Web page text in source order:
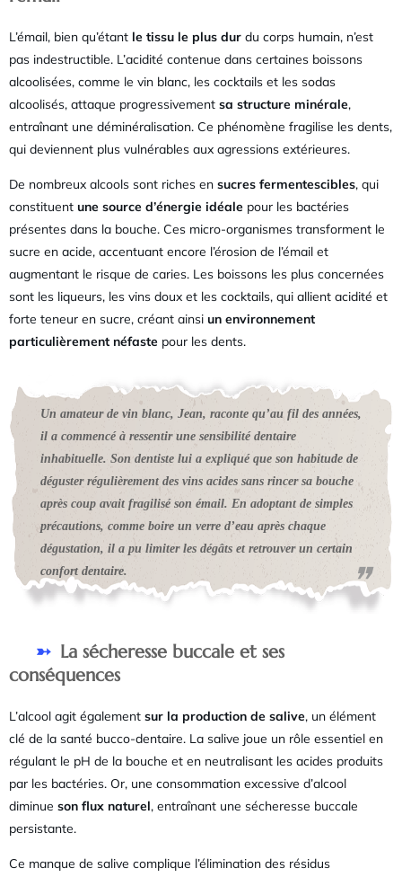
L’émail, bien qu’étant le tissu le plus dur du corps humain, n’est
pas indestructible. L’acidité contenue dans certaines boissons
alcoolisées, comme le vin blanc, les cocktails et les sodas
alcoolisés, attaque progressivement sa structure minérale,
entraînant une déminéralisation. Ce phénomène fragilise les dents,
qui deviennent plus vulnérables aux agressions extérieures.
De nombreux alcools sont riches en sucres fermentescibles, qui
constituent une source d’énergie idéale pour les bactéries
présentes dans la bouche. Ces micro-organismes transforment le
sucre en acide, accentuant encore l’érosion de l’émail et
augmentant le risque de caries. Les boissons les plus concernées
sont les liqueurs, les vins doux et les cocktails, qui allient acidité et
forte teneur en sucre, créant ainsi un environnement
particulièrement néfaste pour les dents.
Un amateur de vin blanc, Jean, raconte qu’au fil des années,
il a commencé à ressentir une sensibilité dentaire
inhabituelle. Son dentiste lui a expliqué que son habitude de
déguster régulièrement des vins acides sans rincer sa bouche
après coup avait fragilisé son émail. En adoptant de simples
précautions, comme boire un verre d’eau après chaque
dégustation, il a pu limiter les dégâts et retrouver un certain
confort dentaire.
La sécheresse buccale et ses
conséquences
L’alcool agit également sur la production de salive, un élément
clé de la santé bucco-dentaire. La salive joue un rôle essentiel en
régulant le pH de la bouche et en neutralisant les acides produits
par les bactéries. Or, une consommation excessive d’alcool
diminue son flux naturel, entraînant une sécheresse buccale
persistante.
Ce manque de salive complique l’élimination des résidus